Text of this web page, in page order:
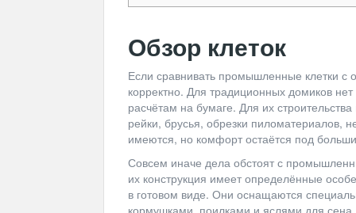
Обзор клеток
Если сравнивать промышленные клетки
корректно. Для традиционных домиков
расчётам на бумаге. Для их
рейки, брусья, обрезки пиломатериалов,
имеются, но комфорт остаётся под
Совсем иначе дела обстоят с
их конструкция имеет определённые
в готовом виде. Они оснащаются